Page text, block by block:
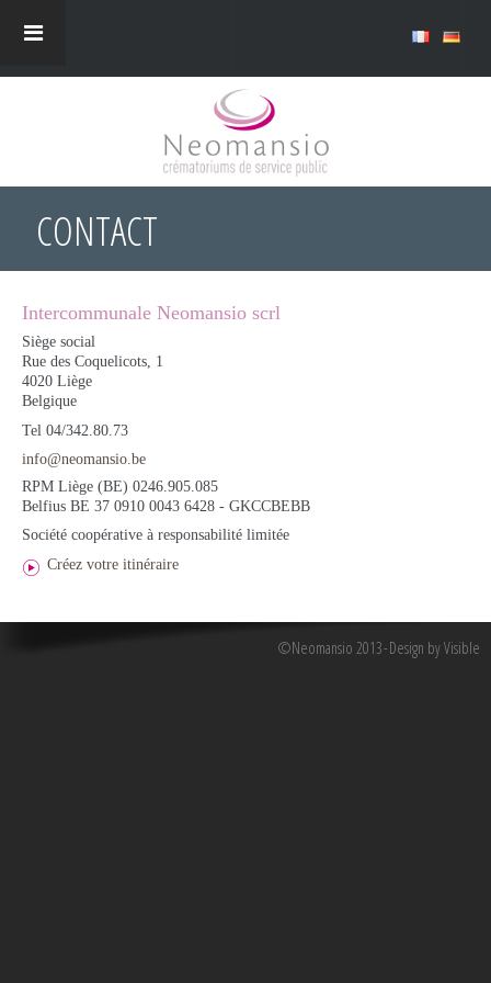
CONTACT
Intercommunale Neomansio scrl
Siège social
Rue des Coquelicots, 1
4020 Liège
Belgique
Tel 04/342.80.73
info@neomansio.be
RPM Liège (BE) 0246.905.085
Belfius BE 37 0910 0043 6428 - GKCCBEBB
Société coopérative à responsabilité limitée
Créez votre itinéraire
©Neomansio 2013 Design by Visible